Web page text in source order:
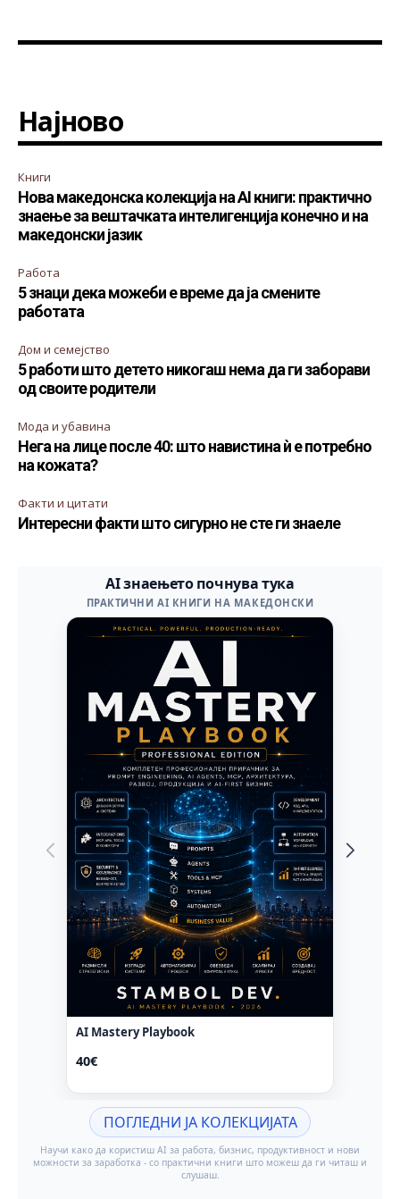
Најново
Книги
Нова македонска колекција на AI книги: практично
знаење за вештачката интелигенција конечно и на
македонски јазик
Работа
5 знаци дека можеби е време да ја смените
работата
Дом и семејство
5 работи што детето никогаш нема да ги заборави
од своите родители
Мода и убавина
Нега на лице после 40: што навистина ѝ е потребно
на кожата?
Факти и цитати
Интересни факти што сигурно не сте ги знаеле